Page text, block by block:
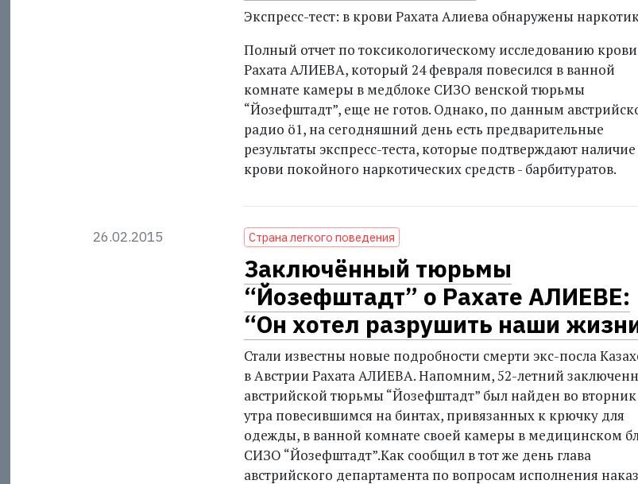
Экспресс-тест: в крови Рахата Алиева обнаружены
Полный отчет по токсикологическому исследованию крови
Рахата АЛИЕВА, который 24 февраля повесился в ванной
комнате камеры в медблоке СИЗО венской тюрьмы
“Йозефштадт”, еще не готов. Однако, по данным
радио ö1, на сегодняшний день есть предварительные
результаты экспресс-теста, которые подтверждают наличие
крови покойного наркотических средств - барбитуратов.
26.02.2015 Страна легкого поведения
Заключённый тюрьмы
“Йозефштадт” о Рахате АЛИЕВЕ:
“Он хотел разрушить наши
Стали известны новые подробности смерти экс-посла
в Австрии Рахата АЛИЕВА. Напомним, 52-летний
австрийской тюрьмы “Йозефштадт” был найден во вторник
утра повесившимся на бинтах, привязанных к крючку для
одежды, в ванной комнате своей камеры в медицинском
СИЗО “Йозефштадт”.Как сообщил в тот же день глава
австрийского департамента по вопросам исполнения